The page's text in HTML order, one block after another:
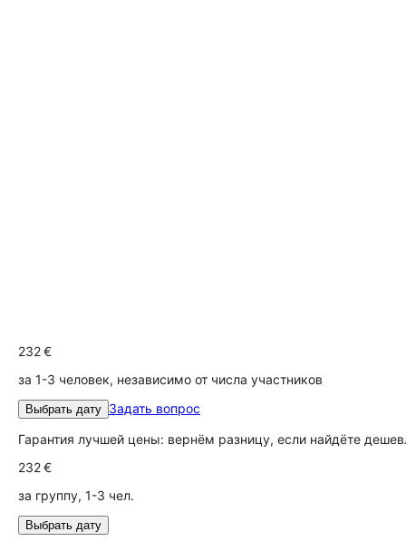
232 €
за 1-3 человек, независимо от числа участников
Выбрать дату Задать вопрос
Гарантия лучшей цены: вернём разницу, если найдёте
232 €
за группу, 1-3 чел.
Выбрать дату